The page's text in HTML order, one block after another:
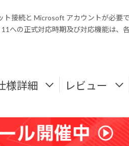
接続と Microsoft アカウントが必要で
への正式対応時期及び対応機能は、各
様詳細 レビュー